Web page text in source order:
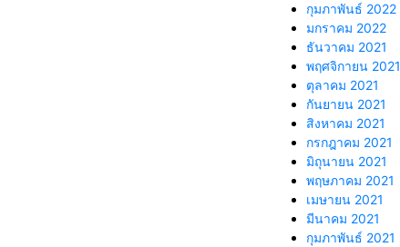
กุมภาพันธ์ 2022
มกราคม 2022
ธันวาคม 2021
พฤศจิกายน 2021
ตุลาคม 2021
กันยายน 2021
สิงหาคม 2021
กรกฎาคม 2021
มิถุนายน 2021
พฤษภาคม 2021
เมษายน 2021
มีนาคม 2021
กุมภาพันธ์ 2021